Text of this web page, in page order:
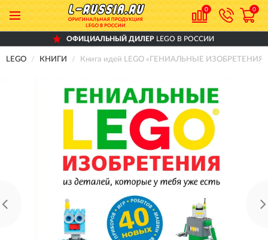
0 0
ОФИЦИАЛЬНЫЙ ДИЛЕР LEGO В РОССИИ
LEGO КНИГИ Книга идей LEGO «ГЕНИАЛЬНЫЕ